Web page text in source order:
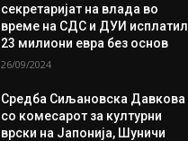
секретаријат на влада во
време на СДС и ДУИ исплатил
23 милиони евра без основ
26/09/2024
Средба Сиљановска Давкова
со комесарот за културни
врски на Јапонија, Шуничи